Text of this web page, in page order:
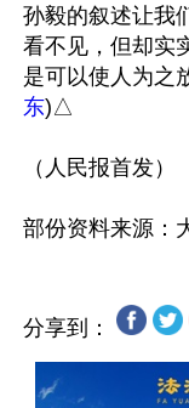
孙毅的叙述让我
看不见，但却实
是可以使人为之
东)△
（人民报首发）
分享到：